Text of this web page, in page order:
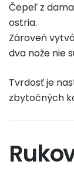
Čepeľ z
ostria.
Zároveň
dva nože nie
Tvrdosť je
zbytočných